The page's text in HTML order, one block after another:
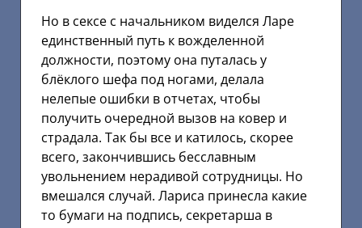
Но в сексе с начальником виделся Ларе
единственный путь к вожделенной
должности, поэтому она путалась у
блёклого шефа под ногами, делала
нелепые ошибки в отчетах, чтобы
получить очередной вызов на ковер и
страдала. Так бы все и катилось, скорее
всего, закончившись бесславным
увольнением нерадивой сотрудницы. Но
вмешался случай. Лариса принесла какие
то бумаги на подпись, секретарша в